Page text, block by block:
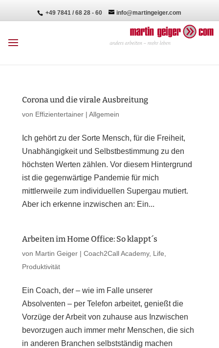
+49 7841 / 68 28 - 60 info@martingeiger.com
Corona und die virale Ausbreitung
von Effizientertainer| Allgemein
Ich gehört zu der Sorte Mensch, für die Freiheit,
Unabhängigkeit und Selbstbestimmung zu den
höchsten Werten zählen. Vor diesem Hintergrund
ist die gegenwärtige Pandemie für mich
mittlerweile zum individuellen Supergau mutiert.
Aber ich erkenne inzwischen an: Ein...
Arbeiten im Home Office: So klappt´s
von Martin Geiger| Coach2Call Academy, Life
Produktivität
Ein Coach, der – wie im Falle unserer
Absolventen – per Telefon arbeitet, genießt die
Vorzüge der Arbeit von zuhause aus Inzwischen
bevorzugen auch immer mehr Menschen, die sich
in anderen Branchen selbstständig machen